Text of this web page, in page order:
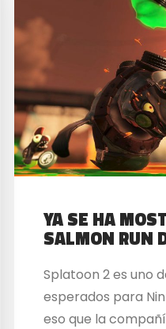
YA SE HA
SALMON RUN
Splatoon 2 es uno
esperados para
eso que la